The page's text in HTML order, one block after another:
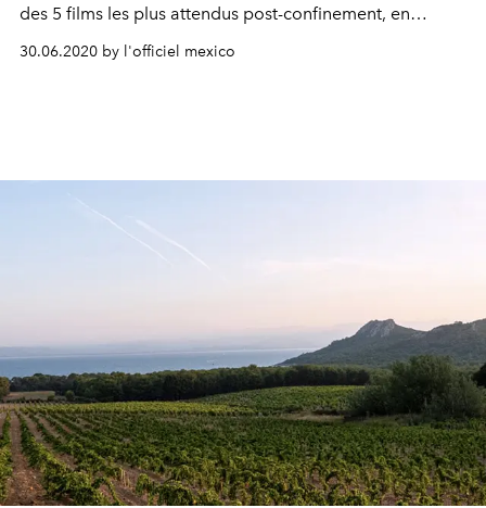
des 5 films les plus attendus post-confinement, en
espérant que les cinémas rouvrent leurs portes bientôt.
30.06.2020 by l'officiel mexico